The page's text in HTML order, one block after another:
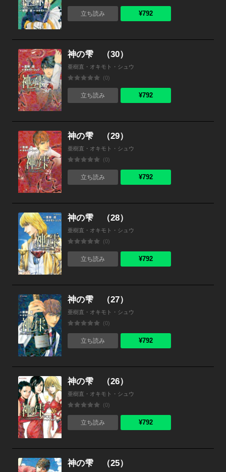
立ち読み ¥792
神の雫 （30）
亜樹直・オキモト・シュウ
(0)
立ち読み ¥792
神の雫 （29）
亜樹直・オキモト・シュウ
(0)
立ち読み ¥792
神の雫 （28）
亜樹直・オキモト・シュウ
(0)
立ち読み ¥792
神の雫 （27）
亜樹直・オキモト・シュウ
(0)
立ち読み ¥792
神の雫 （26）
亜樹直・オキモト・シュウ
(0)
立ち読み ¥792
神の雫 （25）